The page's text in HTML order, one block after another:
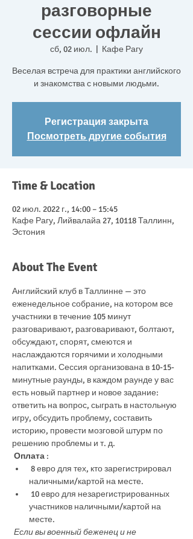
разговорные
сессии офлайн
сб, 02 июл. Кафе Рагу
Веселая встреча для практики английского
и знакомства с новыми людьми.
Регистрация закрыта
Посмотреть другие события
Time & Location
02 июл. 2022 г., 14:00 – 15:45
Кафе Рагу, Лийвалайа 27, 10118 Таллинн,
Эстония
About The Event
Английский клуб в Таллинне — это
еженедельное собрание, на котором все
участники в течение 105 минут
разговаривают, разговаривают, болтают,
обсуждают, спорят, смеются и
наслаждаются горячими и холодными
напитками. Сессия организована в 10-15-
минутные раунды, в каждом раунде у вас
есть новый партнер и новое задание:
ответить на вопрос, сыграть в настольную
игру, обсудить проблему, составить
историю, провести мозговой штурм по
решению проблемы и т. д.
Оплата :
наличными/картой на месте.
участников наличными/картой на
месте.
Если вы военный беженец и не